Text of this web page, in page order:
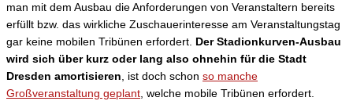
man mit dem Ausbau die Anforderungen von Veranstaltern bereits
erfüllt bzw. das wirkliche Zuschauerinteresse am Veranstaltungstag
gar keine mobilen Tribünen erfordert. Der Stadionkurven-Ausbau
wird sich über kurz oder lang also ohnehin für die Stadt
Dresden amortisieren, ist doch schon so manche
Großveranstaltung geplant, welche mobile Tribünen erfordert.